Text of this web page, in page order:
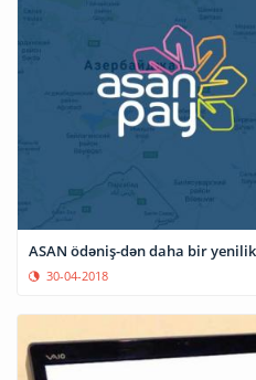
ASAN ödəniş-dən daha bir yenilik
30-04-2018